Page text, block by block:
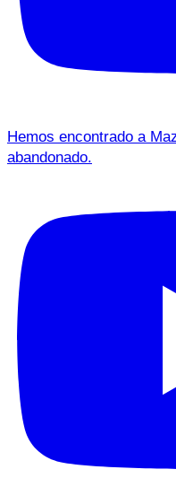
Hemos encontrado a
abandonado.